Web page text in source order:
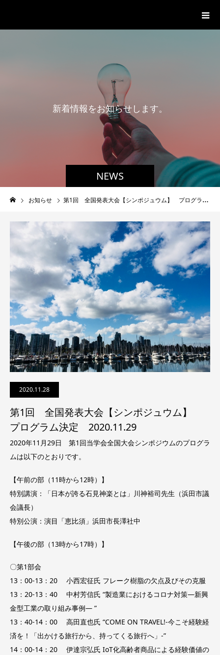
一般社団法人グローバル都市経営学
NEWS
新着情報をお知らせし ます。
お知らせ 第1回 全国発表大会【シンポジュウム】 プログラム決定 2020.11.29
2020.11.28
第1回 全国発表大会【シンポジュウム】
プログラム決定 2020.11.29
2020年11月29日 第1回当学会全国大会シンポジウムのプログラ
ムは以下のとおりです。
【午前の部（11時から12時）】
特別講演：「日本が誇る石見神楽とは」川神裕司先生（浜田市議
会議長）
特別公演：演目「恵比須」浜田市長澤社中
【午後の部（13時から17時）】
〇第1部会
13：00-13：20 小西宏征氏 フレーク樹脂の欠点及びその克服
13：20-13：40 中村芳信氏 “製造業におけるコロナ対策―新興
金型工業の取り組み事例― ”
13：40-14：00 高田直也氏 “COME ON TRAVEL!-今こそ経験経
済を！「出かける旅行から、持ってくる旅行へ」-”
14：00-14：20 伊達宗弘氏 IoT化高齢者商品による経験価値の